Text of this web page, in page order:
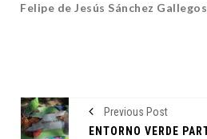
Felipe de Jesús Sánchez Gallegos
Previous Post